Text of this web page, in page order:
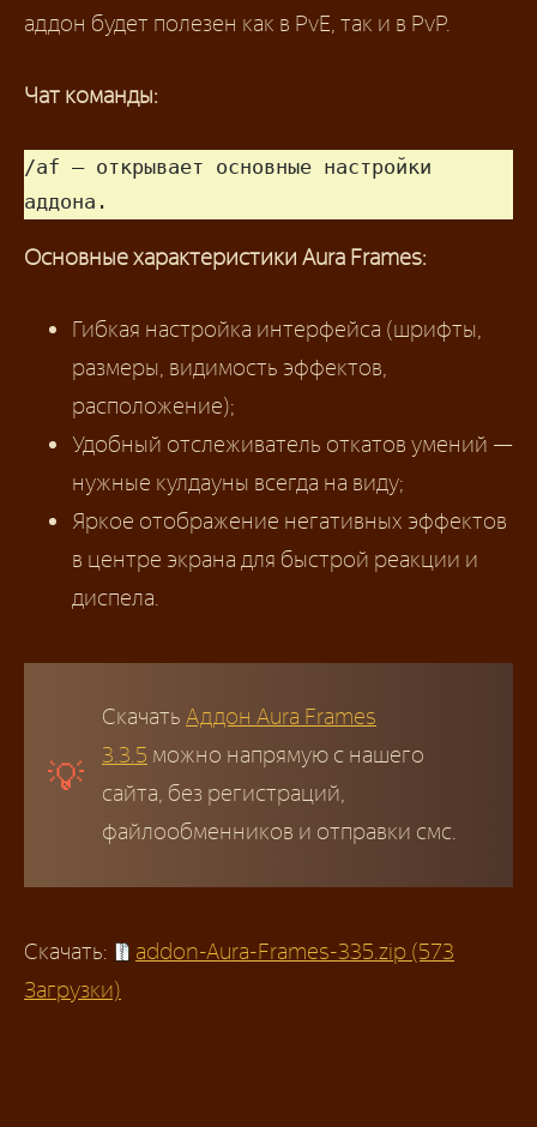
аддон будет полезен как в PvE, так и в PvP.
Чат команды:
/af — открывает основные настройки
аддона.
Основные характеристики Aura Frames:
Гибкая настройка интерфейса (шрифты,
размеры, видимость эффектов,
расположение);
Удобный отслеживатель откатов умений —
нужные кулдауны всегда на виду;
Яркое отображение негативных эффектов
в центре экрана для быстрой реакции и
диспела.
Скачать Аддон Aura Frames
3.3.5 можно напрямую с нашего
сайта, без регистраций,
файлообменников и отправки смс.
Скачать:
addon-Aura-Frames-335.zip (573
Загрузки)